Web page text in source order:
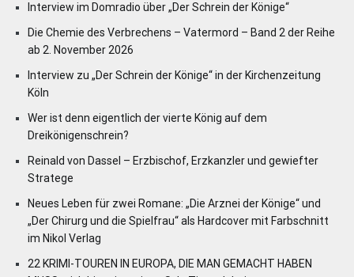
Interview im Domradio über „Der Schrein der Könige“
Die Chemie des Verbrechens – Vatermord – Band 2 der Reihe
ab 2. November 2026
Interview zu „Der Schrein der Könige“ in der Kirchenzeitung
Köln
Wer ist denn eigentlich der vierte König auf dem
Dreikönigenschrein?
Reinald von Dassel – Erzbischof, Erzkanzler und gewiefter
Stratege
Neues Leben für zwei Romane: „Die Arznei der Könige“ und
„Der Chirurg und die Spielfrau“ als Hardcover mit Farbschnitt
im Nikol Verlag
22 KRIMI-TOUREN IN EUROPA, DIE MAN GEMACHT HABEN